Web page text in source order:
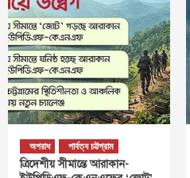
অপরাধ পার্বত্য চট্টগ্রাম
ত্রিদেশীয় সীমান্তে আরাকান-